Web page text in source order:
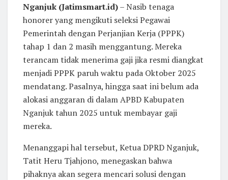
Nganjuk (Jatimsmart.id)– Nasib tenaga
honorer yang mengikuti seleksi Pegawai
Pemerintah dengan Perjanjian Kerja (PPPK)
tahap 1 dan 2 masih menggantung. Mereka
terancam tidak menerima gaji jika resmi diangkat
menjadi PPPK paruh waktu pada Oktober 2025
mendatang. Pasalnya, hingga saat ini belum ada
alokasi anggaran di dalam APBD Kabupaten
Nganjuk tahun 2025 untuk membayar gaji
mereka.
Menanggapi hal tersebut, Ketua DPRD Nganjuk,
Tatit Heru Tjahjono, menegaskan bahwa
pihaknya akan segera mencari solusi dengan